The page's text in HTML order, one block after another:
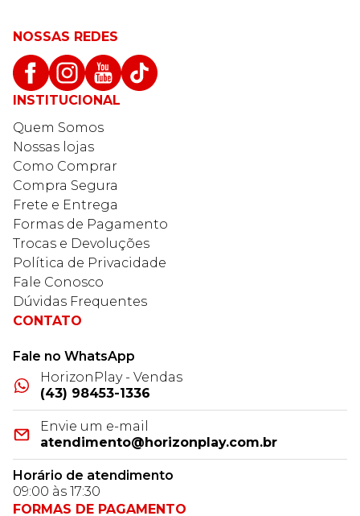
NOSSAS REDES
INSTITUCIONAL
Quem Somos
Nossas lojas
Como Comprar
Compra Segura
Frete e Entrega
Formas de Pagamento
Trocas e Devoluções
Política de Privacidade
Fale Conosco
Dúvidas Frequentes
CONTATO
Fale no WhatsApp
HorizonPlay - Vendas
(43) 98453-1336
Envie um e-mail
atendimento@horizonplay.com.br
Horário de atendimento
09:00 às 17:30
FORMAS DE PAGAMENTO